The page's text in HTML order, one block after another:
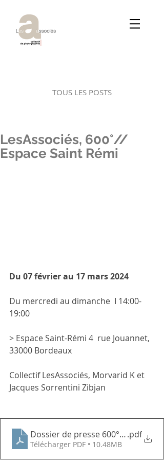
TOUS LES POSTS
LesAssociés, 600°//
Espace Saint Rémi
Du 07 février au 17 mars 2024
Du mercredi au dimanche  I 14:00-
19:00
> Espace Saint-Rémi 4  rue Jouannet,
33000 Bordeaux
Collectif LesAssociés, Morvarid K et
Jacques Sorrentini Zibjan
Dossier de presse 600° _ Collectif
.pdf
Télécharger PDF • 10.48MB